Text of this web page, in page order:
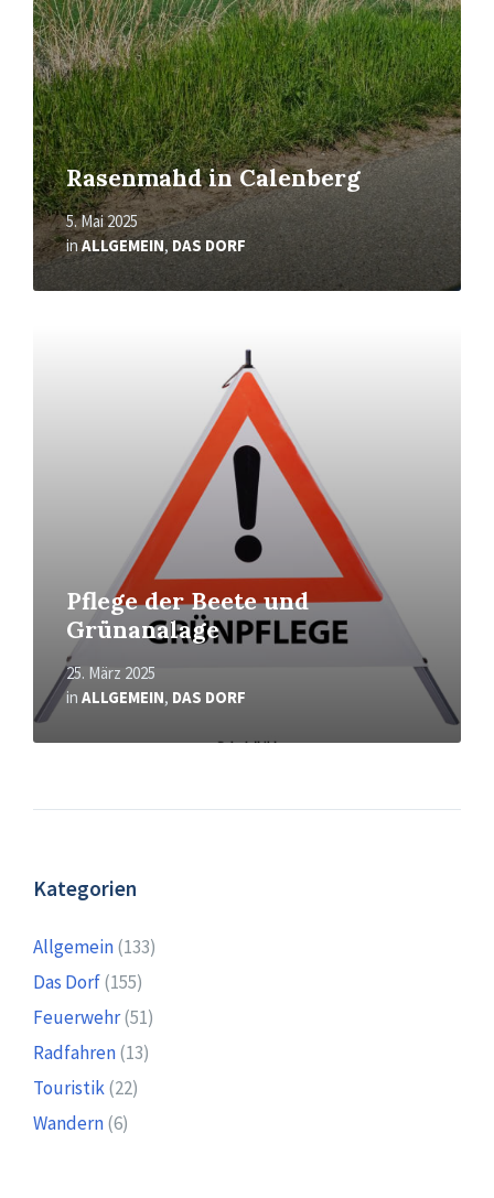
Rasenmahd in Calenberg
5. Mai 2025
inALLGEMEIN, DAS DORF
Pflege der Beete und
Grünanalage
25. März 2025
in ALLGEMEIN, DAS DORF
Kategorien
Allgemein(133)
Das Dorf(155)
Feuerwehr(51)
Radfahren(13)
Touristik(22)
Wandern(6)